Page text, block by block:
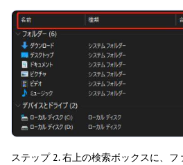
ステップ 2. 右上の検索ボックスに、